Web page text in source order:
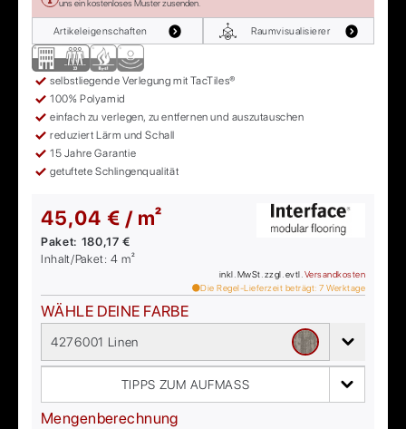
uns ein kostenloses Muster zusenden.
Artikeleigenschaften Raumvisualisierer
selbstliegende Verlegung mit TacTiles®
100% Polyamid
einfach zu verlegen, zu entfernen und auszutauschen
reduziert Lärm und Schall
15 Jahre Garantie
getuftete Schlingenqualität
45,04 € / m²
Paket: 180,17 €
Inhalt/Paket:4 m²
inkl. MwSt. zzgl. evtl. Versandkosten
Die Regel-Lieferzeit beträgt: 7 Werktage
WÄHLE DEINE FARBE
4276001 Linen
TIPPS ZUM AUFMASS
Mengenberechnung